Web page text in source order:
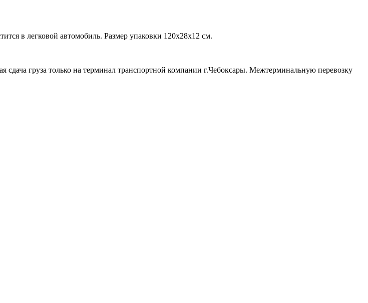
в легковой автомобиль. Размер упаковки 120х28х12 см.
груза только на терминал транспортной компании г.Чебоксары. Межтерминальную перевозку